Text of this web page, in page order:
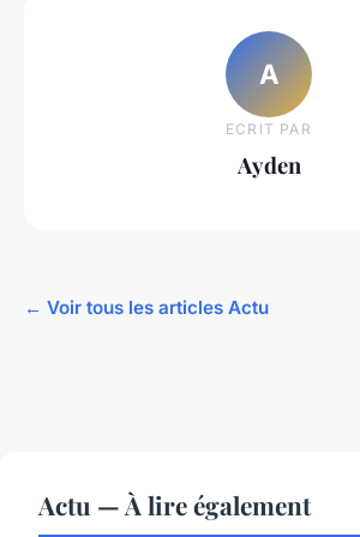
A
ECRIT PAR
Ayden
← Voir tous les articles Actu
Actu — À lire également